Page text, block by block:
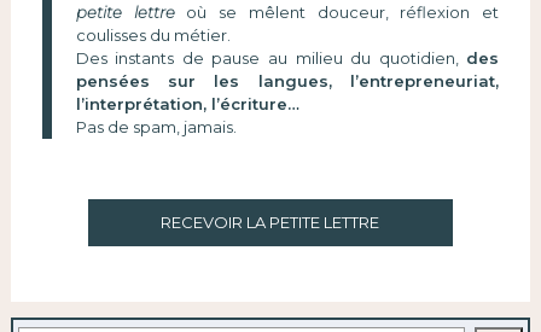
petite lettreoù se mêlent douceur, réflexion et
coulisses du métier.
Des instants de pause au milieu du quotidien, des
pensées sur les langues, l’entrepreneuriat,
l’interprétation, l’écriture…
Pas de spam, jamais.
RECEVOIR LA PETITE LETTRE